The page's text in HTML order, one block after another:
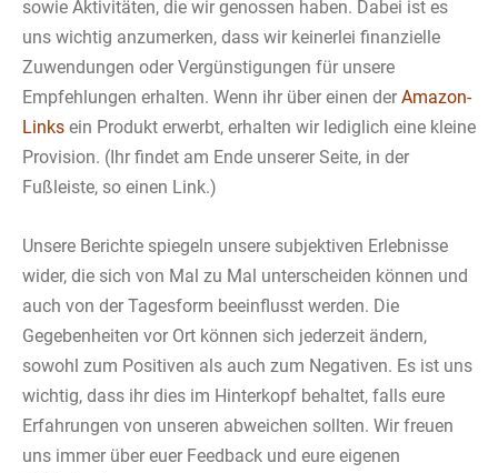
sowie Aktivitäten, die wir genossen haben. Dabei ist es
uns wichtig anzumerken, dass wir keinerlei finanzielle
Zuwendungen oder Vergünstigungen für unsere
Empfehlungen erhalten. Wenn ihr über einen der Amazon-
Links ein Produkt erwerbt, erhalten wir lediglich eine kleine
Provision. (Ihr findet am Ende unserer Seite, in der
Fußleiste, so einen Link.)
Unsere Berichte spiegeln unsere subjektiven Erlebnisse
wider, die sich von Mal zu Mal unterscheiden können und
auch von der Tagesform beeinflusst werden. Die
Gegebenheiten vor Ort können sich jederzeit ändern,
sowohl zum Positiven als auch zum Negativen. Es ist uns
wichtig, dass ihr dies im Hinterkopf behaltet, falls eure
Erfahrungen von unseren abweichen sollten. Wir freuen
uns immer über euer Feedback und eure eigenen